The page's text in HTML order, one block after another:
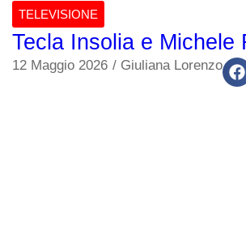
TELEVISIONE
Tecla Insolia e Michele
12 Maggio 2026 / Giuliana Lorenzo